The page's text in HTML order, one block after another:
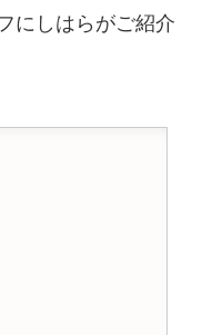
にしはらがご紹介